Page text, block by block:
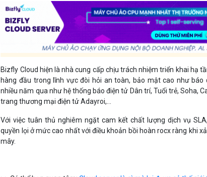
Bizfly Cloud hiện là nhà cung cấp chịu trách nhiệm triển khai hạ
hàng đầu trong lĩnh vực đòi hỏi an toàn, bảo mật cao như
nhiều năm qua như hệ thống báo điện tử Dân trí, Tuổi trẻ, Soha,
trang thương mại điện tử Adayroi,…
Với việc tuân thủ nghiêm ngặt cam kết chất lượng dịch vụ
quyền lọi ở mức cao nhất với điều khoản bồi hoàn rocx ràng khi
mây.